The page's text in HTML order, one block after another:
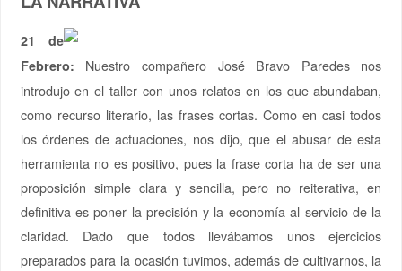
21 de
Febrero: Nuestro compañero José Bravo Paredes nos
introdujo en el taller con unos relatos en los que abundaban,
como recurso literario, las frases cortas. Como en casi todos
los órdenes de actuaciones, nos dijo, que el abusar de esta
herramienta no es positivo, pues la frase corta ha de ser una
proposición simple clara y sencilla, pero no reiterativa, en
definitiva es poner la precisión y la economía al servicio de la
claridad. Dado que todos llevábamos unos ejercicios
preparados para la ocasión tuvimos, además de cultivarnos, la